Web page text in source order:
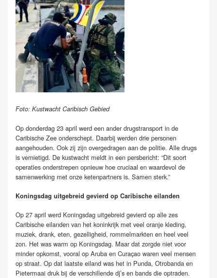
Foto: Kustwacht Caribisch Gebied
Op donderdag 23 april werd een ander drugstransport in de
Caribische Zee onderschept. Daarbij werden drie personen
aangehouden. Ook zij zijn overgedragen aan de politie. Alle drugs
is vernietigd. De kustwacht meldt in een persbericht: “Dit soort
operaties onderstrepen opnieuw hoe cruciaal en waardevol de
samenwerking met onze ketenpartners is. Samen sterk.”
Koningsdag uitgebreid gevierd op Caribische eilanden
Op 27 april werd Koningsdag uitgebreid gevierd op alle zes
Caribische eilanden van het koninkrijk met veel oranje kleding,
muziek, drank, eten, gezelligheid, rommelmarkten en heel veel
zon. Het was warm op Koningsdag. Maar dat zorgde niet voor
minder opkomst, vooral op Aruba en Curaçao waren veel mensen
op straat. Op dat laatste eiland was het in Punda, Otrobanda en
Pietermaai druk bij de verschillende dj’s en bands die optraden.